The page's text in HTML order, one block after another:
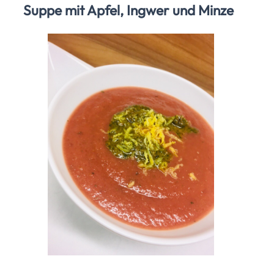
Suppe mit Apfel, Ingwer und Minze